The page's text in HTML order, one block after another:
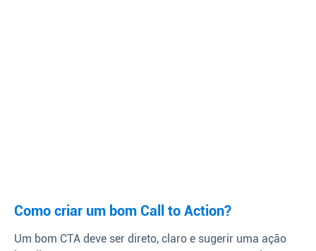
Como criar um bom Call to Action?
Um bom CTA deve ser direto, claro e sugerir uma ação